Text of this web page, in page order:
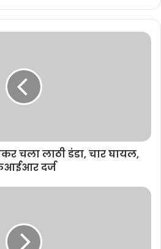
b
s
चला लाठी डंडा, चार घायल,
दर्ज